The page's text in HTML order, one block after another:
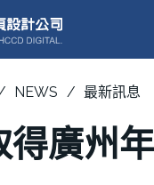
NEWS 最新訊息
得廣州